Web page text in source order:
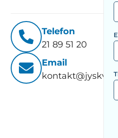
Telefon
21 89 51 20
Email